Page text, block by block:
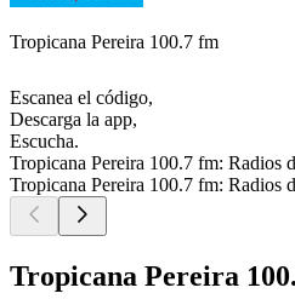
Tropicana Pereira 100.7 fm
Escanea el código,
Descarga la app,
Escucha.
Tropicana Pereira 100.7 fm: Radios
Tropicana Pereira 100.7 fm: Radios
Tropicana Pereira